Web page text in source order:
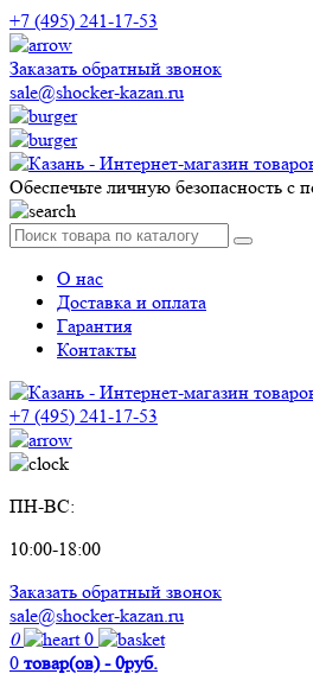
+7 (495) 241-17-53
Заказать обратный звонок
sale@shocker-kazan.ru
Обеспечьте личную безопасность с
О нас
Доставка и оплата
Гарантия
Контакты
+7 (495) 241-17-53
ПН-ВС:
10:00-18:00
Заказать обратный звонок
sale@shocker-kazan.ru
0
0
0 товар(ов) - 0руб.